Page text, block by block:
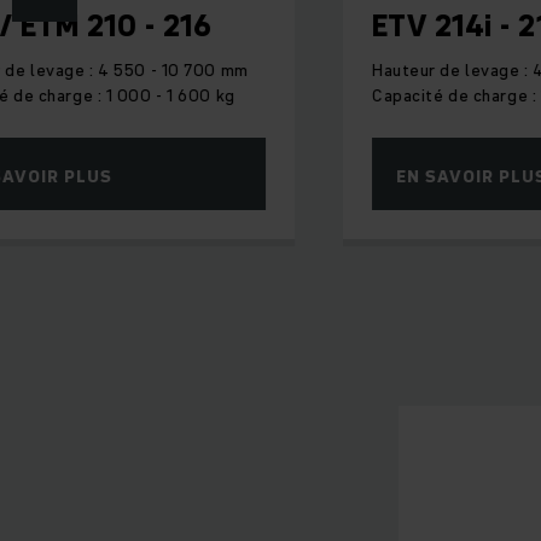
En matière
rayonnages
démontrent tout
résulte, ils se
ainsi une
De plus,
Chariots
ETM 210 - 216
de levage : 4 550 - 10 700 mm
de charge : 1 000 - 1 600 kg
PLUS
ETV 214i -
Hauteur de levage :
Capacité de charge
EN SAVOIR